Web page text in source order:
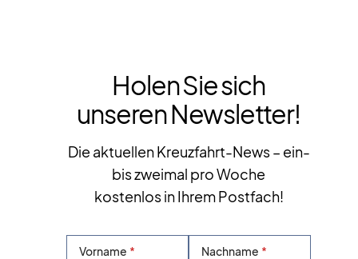
Holen Sie sich
unseren Newsletter!
Die aktuellen Kreuzfahrt-News – ein-
bis zweimal pro Woche
kostenlos in Ihrem Postfach!
Vorname Nachname